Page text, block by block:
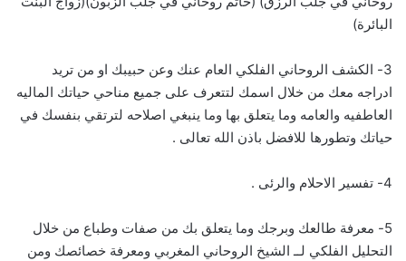
البائرة)
3- الكشف الروحاني الفلكي العام عنك وعن حبيبك او من تريد
ادراجه معك من خلال اسمك لتتعرف على جميع مناحي حياتك الماليه
العاطفيه والعامه وما يتعلق بها وما ينبغي اصلاحه لترتقي بنفسك في
حياتك وتطورها للافضل باذن الله تعالى .
4- تفسير الاحلام والرئى .
5- معرفة طالعك وبرجك وما يتعلق بك من صفات وطباع من خلال
التحليل الفلكي لــ الشيخ الروحاني المغربي ومعرفة خصائصك ومن